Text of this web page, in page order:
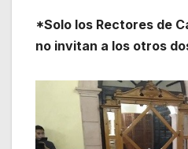
*Solo los Rectores de
no invitan a los otros